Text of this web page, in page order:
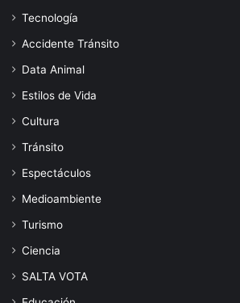
Tecnología
Accidente Tránsito
Data Animal
Estilos de Vida
Cultura
Tránsito
Espectáculos
Medioambiente
Turismo
Ciencia
SALTA VOTA